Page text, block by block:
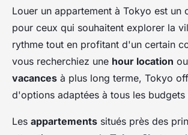
Louer un appartement à Tokyo est un
pour ceux qui souhaitent explorer la
rythme tout en profitant d'un certain
vous recherchiez une hour location
vacances à plus long terme, Tokyo
d'options adaptées à tous les budgets
Les appartements situés près des